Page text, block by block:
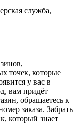
служба,
точек, которые
у вас в
вам придёт
обращаетесь к
заказа. Забрать
который знает